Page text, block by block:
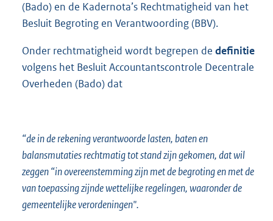
(Bado) en de Kadernota’s Rechtmatigheid van het
Besluit Begroting en Verantwoording (BBV).
Onder rechtmatigheid wordt begrepen de definitie
volgens het Besluit Accountantscontrole Decentrale
Overheden (Bado) dat
“de in de rekening verantwoorde lasten, baten en
balansmutaties rechtmatig tot stand zijn gekomen, dat wil
zeggen “in overeenstemming zijn met de begroting en met de
van toepassing zijnde wettelijke regelingen, waaronder de
gemeentelijke verordeningen".